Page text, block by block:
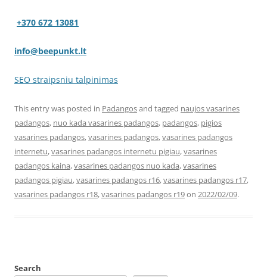
+370 672 13081
info@beepunkt.lt
SEO straipsniu talpinimas
This entry was posted in Padangosand tagged naujos vasarines
padangos, nuo kada vasarines padangos, padangos, pigios
vasarines padangos,vasarines padangos,vasarines padangos
internetu,vasarines padangos internetu pigiau,vasarines
padangos kaina,vasarines padangos nuo kada,vasarines
padangos pigiau,vasarines padangos r16,vasarines padangos r17,
vasarines padangos r18,vasarines padangos r19on 2022/02/09.
Search